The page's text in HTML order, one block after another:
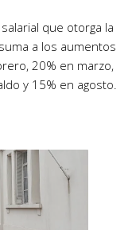
que otorga la
a los aumentos
20% en marzo,
y 15% en agosto.